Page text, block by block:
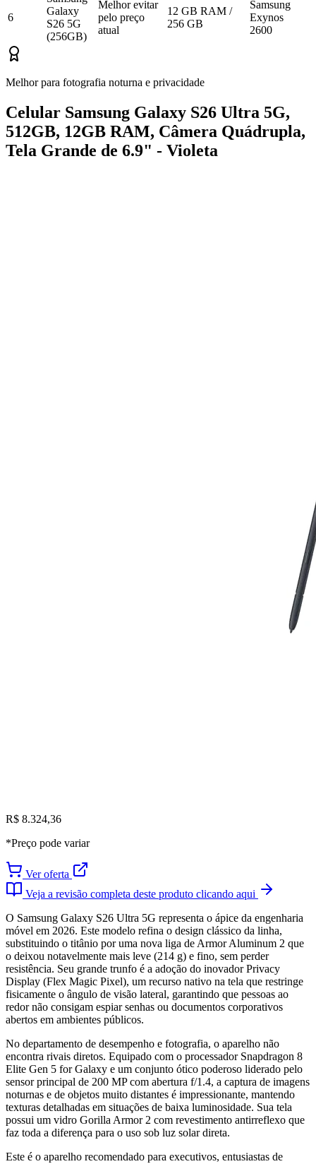
6
Galaxy
S26 5G
(256GB)
Melhor evitar
pelo preço
atual
12 GB RAM /
256 GB
Samsung
Exynos
2600
Melhor para fotografia noturna e privacidade
Celular Samsung Galaxy S26 Ultra 5G,
512GB, 12GB RAM, Câmera Quádrupla,
Tela Grande de 6.9" - Violeta
R$ 8.324,36
*Preço pode variar
Ver oferta
Veja a revisão completa deste produto clicando aqui
O Samsung Galaxy S26 Ultra 5G representa o ápice da engenharia
móvel em 2026. Este modelo refina o design clássico da linha,
substituindo o titânio por uma nova liga de Armor Aluminum 2 que
o deixou notavelmente mais leve (214 g) e fino, sem perder
resistência. Seu grande trunfo é a adoção do inovador Privacy
Display (Flex Magic Pixel), um recurso nativo na tela que restringe
fisicamente o ângulo de visão lateral, garantindo que pessoas ao
redor não consigam espiar senhas ou documentos corporativos
abertos em ambientes públicos.
No departamento de desempenho e fotografia, o aparelho não
encontra rivais diretos. Equipado com o processador Snapdragon 8
Elite Gen 5 for Galaxy e um conjunto ótico poderoso liderado pelo
sensor principal de 200 MP com abertura f/1.4, a captura de imagens
noturnas e de objetos muito distantes é impressionante, mantendo
texturas detalhadas em situações de baixa luminosidade. Sua tela
possui um vidro Gorilla Armor 2 com revestimento antirreflexo que
faz toda a diferença para o uso sob luz solar direta.
Este é o aparelho recomendado para executivos, entusiastas de